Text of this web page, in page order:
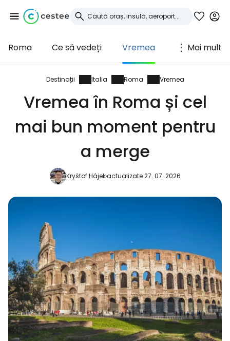
Roma Ce să vedeți Vremea Mai mult
Destinații Italia Roma Vremea
Vremea în Roma și cel
mai bun moment pentru
a merge
Kryštof Hájekactualizate 27. 07. 2026
Conectați-vă la
Cestee
... comunitatea mondială a călătorilor
Continuați cu Google
Continuați cu Facebook